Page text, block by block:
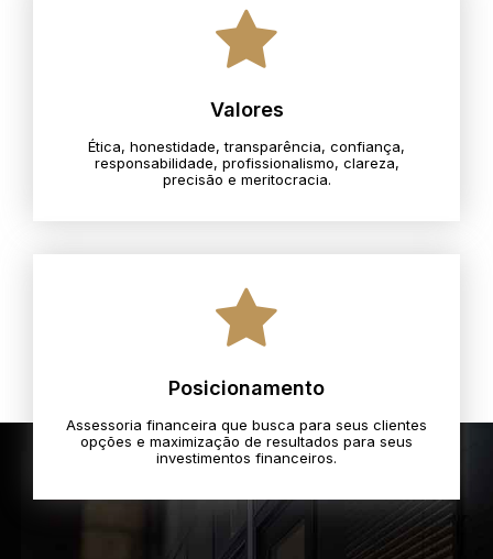
Valores
Ética, honestidade, transparência, confiança,
responsabilidade, profissionalismo, clareza,
precisão e meritocracia.​
Posicionamento
Assessoria financeira que busca para seus clientes
opções e maximização de resultados para seus
investimentos financeiros.